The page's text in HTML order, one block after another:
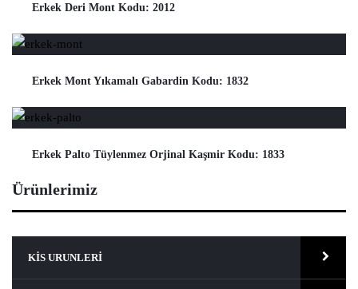
Erkek Deri Mont Kodu: 2012
Erkek Mont Yıkamalı Gabardin Kodu: 1832
Erkek Palto Tüylenmez Orjinal Kaşmir Kodu: 1833
Ürünlerimiz
KIS URUNLERI